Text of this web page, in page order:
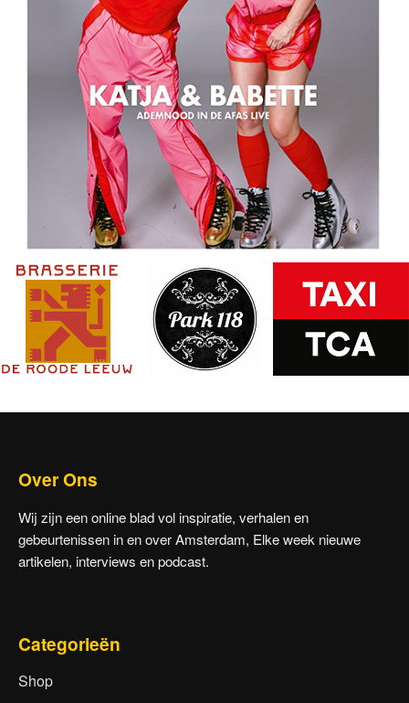
Over Ons
Wij zijn een online blad vol inspiratie, verhalen en
gebeurtenissen in en over Amsterdam, Elke week nieuwe
artikelen, interviews en podcast.
Categorieën
Shop